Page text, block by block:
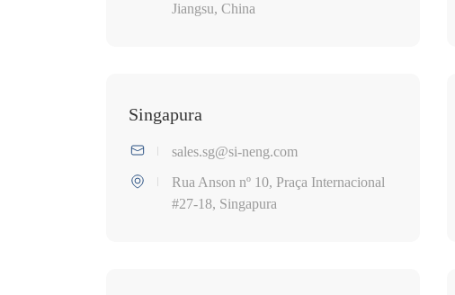
Jiangsu, China
Singapura
sales.sg@si-neng.com
Rua Anson nº 10, Praça Internacional
#27-18, Singapura